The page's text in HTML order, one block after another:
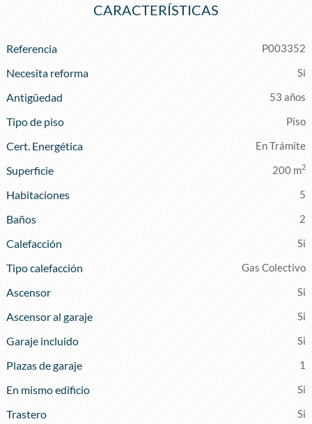
CARACTERÍSTICAS
Referencia P003352
Necesita reforma
Antigüedad
53 años
Tipo de piso Piso
Cert. Energética En Trámite
Superficie 200 m2
Habitaciones 5
Baños 2
Calefacción
Tipo calefacción
Gas Colectivo
Ascensor
Ascensor al garaje
Garaje incluido
Plazas de garaje
1
En mismo edificio
Trastero